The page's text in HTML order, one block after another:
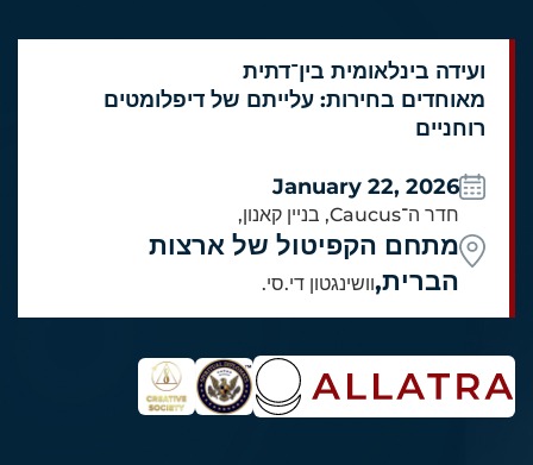
ועידה בינלאומית בין־דתית
מאוחדים בחירות: עלייתם של דיפלומטים
רוחניים
January 22, 2026
חדר ה־Caucus, בניין קאנון,
מתחם הקפיטול של ארצות
הברית,וושינגטון די.סי.